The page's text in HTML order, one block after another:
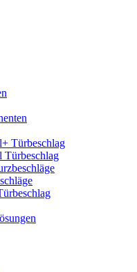
Türbeschlag
Türbeschlag